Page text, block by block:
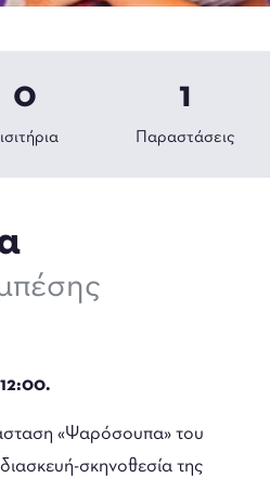
0
Παραστάσεις
1
«Ψαρόσουπα» του
σκηνοθεσία της